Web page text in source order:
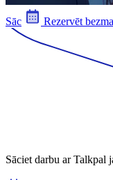
Sāc Rezervēt
Sāciet darbu ar Talkpal